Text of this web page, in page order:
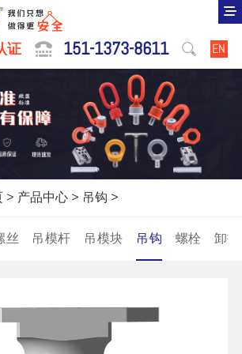
证 151-1373-8611 EN
> 产品中心 > 吊钩 >
丝 吊模杆 吊模块 吊钩 螺栓 卸扣